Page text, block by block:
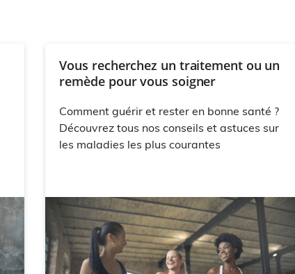
Vous recherchez un traitement ou un
remède pour vous soigner
Comment guérir et rester en bonne santé ?
Découvrez tous nos conseils et astuces sur
les maladies les plus courantes